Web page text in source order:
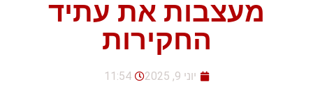
מעצבות את עתיד
החקירות
יוני 9, 2025 11:54